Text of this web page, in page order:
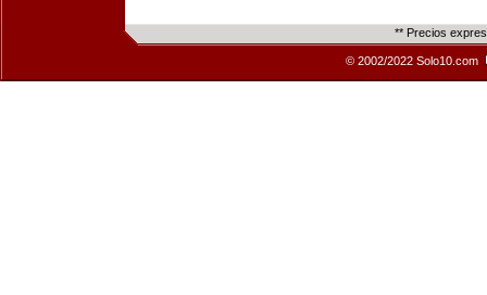
** Precios
© 2002/2022 Solo10.com